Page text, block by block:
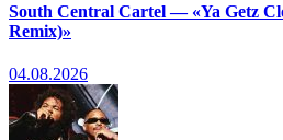
South Central Cartel — «Ya Getz
Remix)»
04.08.2026